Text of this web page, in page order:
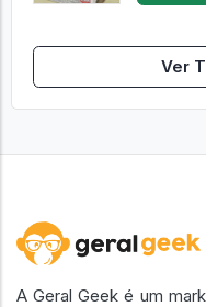
Ver
A Geral Geek é um